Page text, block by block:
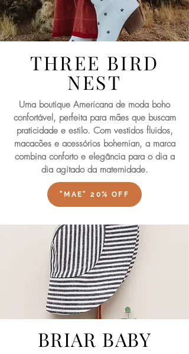
THREE BIRD
NEST
Uma boutique Americana de moda boho
confortável, perfeita para mães que buscam
praticidade e estilo. Com vestidos fluidos,
macacões e acessórios bohemian, a marca
combina conforto e elegância para o dia a
dia agitado da maternidade.
"MAE" 20% OFF
BRIAR BABY